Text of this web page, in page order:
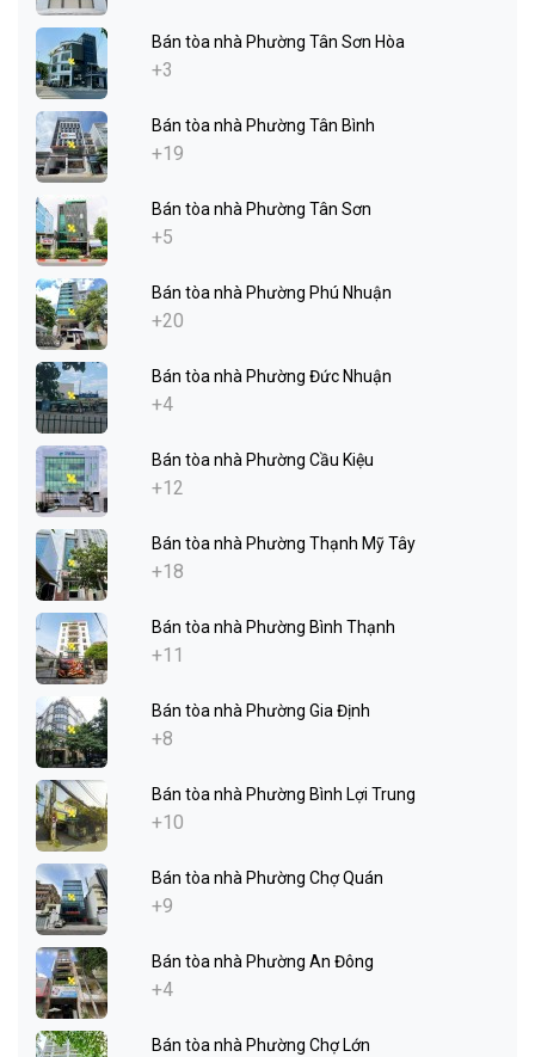
Bán tòa nhà Phường Tân Sơn Hòa
+3
Bán tòa nhà Phường Tân Bình
+19
Bán tòa nhà Phường Tân Sơn
+5
Bán tòa nhà Phường Phú Nhuận
+20
Bán tòa nhà Phường Đức Nhuận
+4
Bán tòa nhà Phường Cầu Kiệu
+12
Bán tòa nhà Phường Thạnh Mỹ Tây
+18
Bán tòa nhà Phường Bình Thạnh
+11
Bán tòa nhà Phường Gia Định
+8
Bán tòa nhà Phường Bình Lợi Trung
+10
Bán tòa nhà Phường Chợ Quán
+9
Bán tòa nhà Phường An Đông
+4
Bán tòa nhà Phường Chợ Lớn